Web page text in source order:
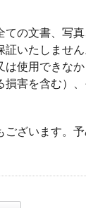
の文書、写
いたしませ
使用できな
害を含む）
ざいます。予